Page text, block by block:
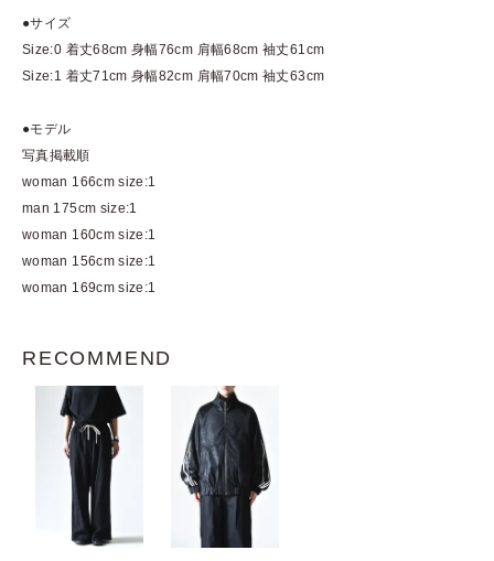
●サイズ
Size:0 着丈68cm 身幅76cm 肩幅68cm 袖丈61cm
Size:1 着丈71cm 身幅82cm 肩幅70cm 袖丈63cm
●モデル
写真掲載順
woman 166cm size:1
man 175cm size:1
woman 160cm size:1
woman 156cm size:1
woman 169cm size:1
RECOMMEND